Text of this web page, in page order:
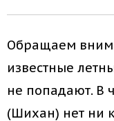
Обращаем
известные
не попадают. В
(Шихан) нет ни